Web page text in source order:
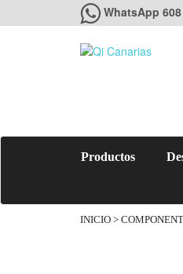
WhatsApp
Productos
INICIO >